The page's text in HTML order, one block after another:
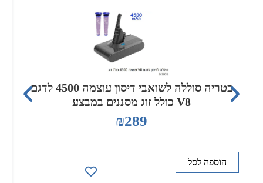
בטריה סוללה לשואבי דיסון עוצמה 4500 לדגם
V8 כולל זוג מסננים במבצע
₪289
הוספה לסל